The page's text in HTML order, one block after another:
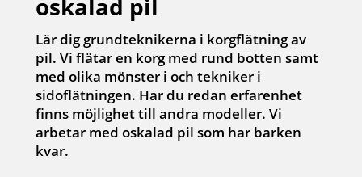
oskalad pil
Lär dig grundteknikerna i korgflätning av
pil. Vi flätar en korg med rund botten samt
med olika mönster i och tekniker i
sidoflätningen. Har du redan erfarenhet
finns möjlighet till andra modeller. Vi
arbetar med oskalad pil som har barken
kvar.